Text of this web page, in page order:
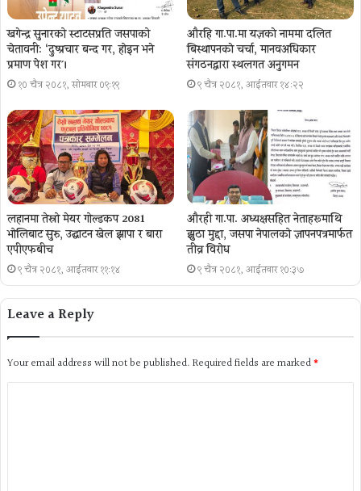
खगेन्द्र सुनारको स्टाटसप्रति जसपाको
चेतावनी: ‘दुष्प्रचार बन्द गर, होइन भने
प्रमाण पेश गर´।
१० चैत्र २०८१, सोमबार ०९:१९
औरहि गा.पा.मा यज्ञकाे नाममा दलित
बिस्थापनकाे चर्चा, मानवअधिकार
संगठनद्वारा स्थलगत अनुगमन
९ चैत्र २०८१, आईतवार १४:२२
लहानमा तेस्रो मेयर गोल्डकप 2081
भोलिबाट सुरु, उद्घाटन खेल झापा र बारा
एपीएफबीच
९ चैत्र २०८१, आईतवार ११:१४
औरही गा.पा. अध्यक्षसहित नेताहरूमाथि
झुठा मुद्दा, जसपा नेपालको ज्ञापनपत्रमार्फत
तीव्र विरोध
९ चैत्र २०८१, आईतवार १०:३७
Leave a Reply
Your email address will not be published. Required fields are marked*